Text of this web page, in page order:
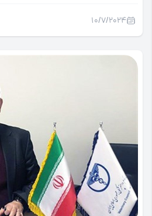
درصدی همراه بوده است.
10/7/2024